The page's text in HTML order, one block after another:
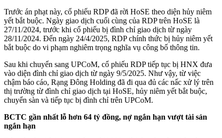
Trước án phạt này, cổ phiếu RDP đã rời HoSE theo diện hủy niêm
yết bắt buộc. Ngày giao dịch cuối cùng của RDP trên HoSE là
27/11/2024, trước khi cổ phiếu bị đình chỉ giao dịch từ ngày
28/11/2024. Đến ngày 24/4/2025, RDP chính thức bị hủy niêm yết
bắt buộc do vi phạm nghiêm trọng nghĩa vụ công bố thông tin.
Sau khi chuyển sang UPCoM, cổ phiếu RDP tiếp tục bị HNX đưa
vào diện đình chỉ giao dịch từ ngày 9/5/2025. Như vậy, từ việc
chậm báo cáo, Rạng Đông Holding đã đi qua đủ các nấc xử lý trên
thị trường từ đình chỉ giao dịch tại HoSE, hủy niêm yết bắt buộc,
chuyển sàn và tiếp tục bị đình chỉ trên UPCoM.
BCTC gần nhất lỗ hơn 64 tỷ đồng, nợ ngắn hạn vượt tài sản
ngắn hạn